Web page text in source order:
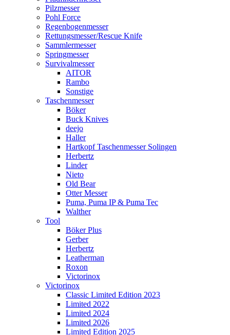
Pilzmesser
Pohl Force
Regenbogenmesser
Rettungsmesser/Rescue Knife
Sammlermesser
Springmesser
Survivalmesser
AITOR
Rambo
Sonstige
Taschenmesser
Böker
Buck Knives
deejo
Haller
Hartkopf Taschenmesser Solingen
Herbertz
Linder
Nieto
Old Bear
Otter Messer
Puma, Puma IP & Puma Tec
Walther
Tool
Böker Plus
Gerber
Herbertz
Leatherman
Roxon
Victorinox
Victorinox
Classic Limited Edition 2023
Limited 2022
Limited 2024
Limited 2026
Limited Edition 2025